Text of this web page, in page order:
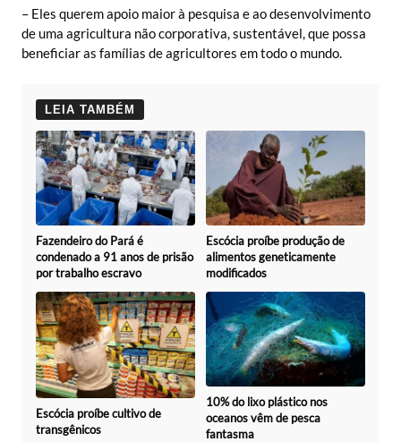
– Eles querem apoio maior à pesquisa e ao desenvolvimento
de uma agricultura não corporativa, sustentável, que possa
beneficiar as famílias de agricultores em todo o mundo.
LEIA TAMBÉM
Fazendeiro do Pará é
condenado a 91 anos de prisão
por trabalho escravo
Escócia proíbe produção de
alimentos geneticamente
modificados
Escócia proíbe cultivo de
transgênicos
10% do lixo plástico nos
oceanos vêm de pesca
fantasma